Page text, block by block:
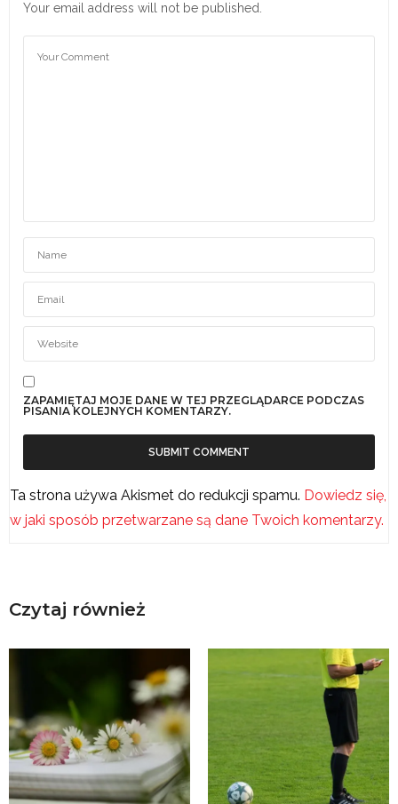
Your email address will not be published.
ZAPAMIĘTAJ MOJE DANE W TEJ PRZEGLĄDARCE PODCZAS
PISANIA KOLEJNYCH KOMENTARZY.
Ta strona używa Akismet do redukcji spamu. Dowiedz się,
w jaki sposób przetwarzane są dane Twoich komentarzy.
Czytaj również